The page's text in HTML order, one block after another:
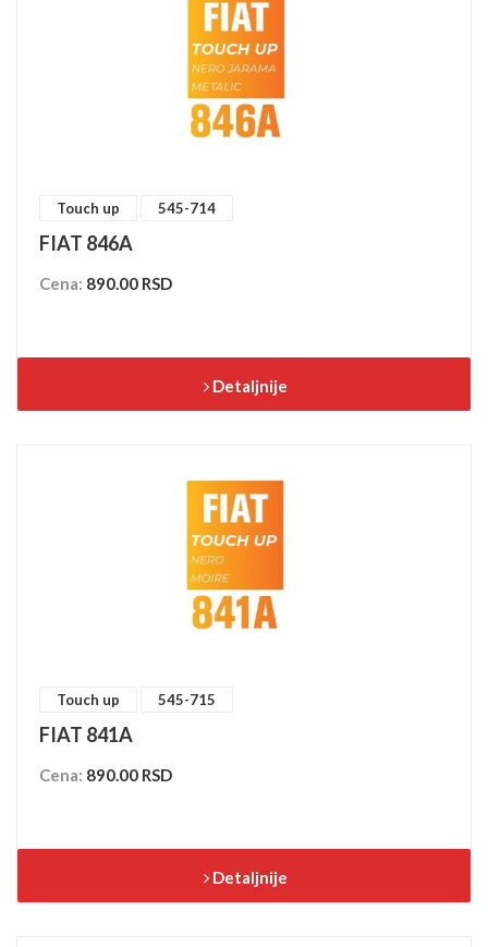
Touch up 545-714
FIAT 846A
Cena: 890.00 RSD
Detaljnije
Touch up 545-715
FIAT 841A
Cena: 890.00 RSD
Detaljnije